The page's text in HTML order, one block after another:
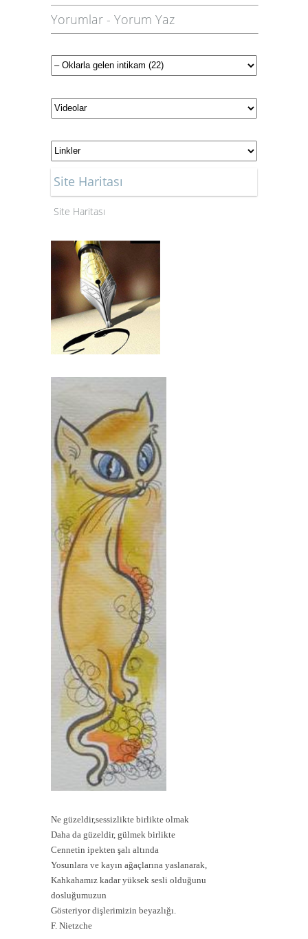
Yorumlar - Yorum Yaz
Site Haritası
Site Haritası
Ne güzeldir,sessizlikte birlikte olmak
Daha da güzeldir, gülmek birlikte
Cennetin ipekten şalı altında
Yosunlara ve kayın ağaçlarına yaslanarak,
Kahkahamız kadar yüksek sesli olduğunu
dosluğumuzun
Gösteriyor dişlerimizin beyazlığı.
F. Nietzche